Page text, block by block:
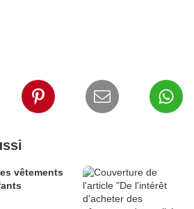
vêtements